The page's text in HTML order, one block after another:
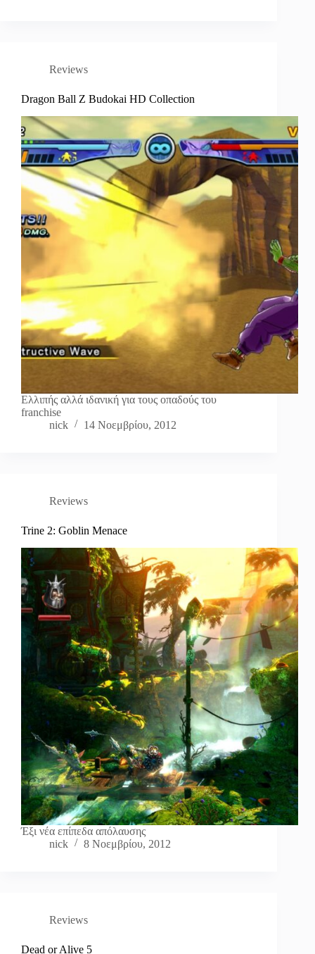
Reviews
Dragon Ball Z Budokai HD Collection
Ελλιπής αλλά ιδανική για τους οπαδούς του
franchise
nick
14 Νοεμβρίου, 2012
Reviews
Trine 2: Goblin Menace
Έξι νέα επίπεδα απόλαυσης
nick
8 Νοεμβρίου, 2012
Reviews
Dead or Alive 5